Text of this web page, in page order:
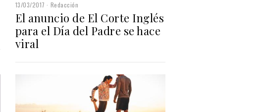
13/03/2017 Redacción
El anuncio de El Corte Inglés
para el Día del Padre se hace
viral